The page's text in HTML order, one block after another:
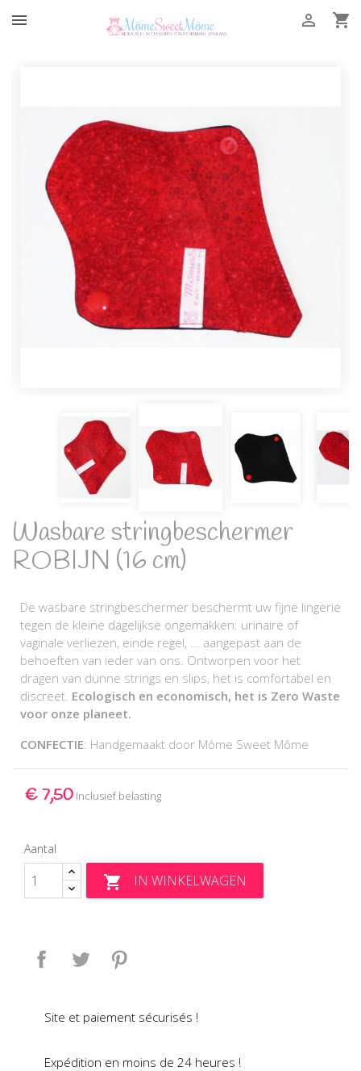
 

Wasbare stringbeschermer
ROBIJN (16 cm)
De wasbare stringbeschermer beschermt uw fijne lingerie
tegen de kleine dagelijkse ongemakken: urinaire of
vaginale verliezen, einde regel, ... aangepast aan de
behoeften van ieder van ons. Ontworpen voor het
dragen van dunne strings en slips, het is comfortabel en
discreet. Ecologisch en economisch, het is Zero Waste
voor onze planeet.
CONFECTIE: Handgemaakt door Môme Sweet Môme
€ 7,50 Inclusief belasting
Aantal
 IN WINKELWAGEN
Delen Tweet
Site et paiement sécurisés !
Expédition en moins de 24 heures !